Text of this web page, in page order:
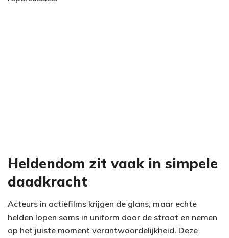
Heldendom zit vaak in simpele
daadkracht
Acteurs in actiefilms krijgen de glans, maar echte
helden lopen soms in uniform door de straat en nemen
op het juiste moment verantwoordelijkheid. Deze